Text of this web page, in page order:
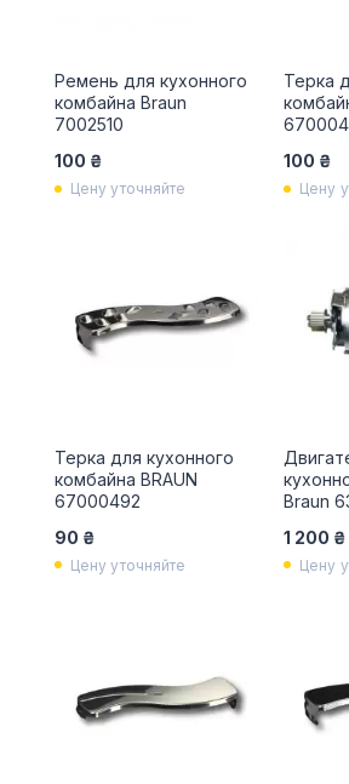
Ремень для кухонного
комбайна Braun
7002510
100 ₴
Цену уточняйте
Терка
100 ₴
Цену
Терка для кухонного
комбайна BRAUN
67000492
90 ₴
Цену уточняйте
Braun
1 200 ₴
Цену